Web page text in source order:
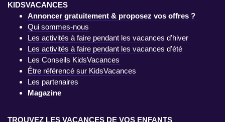
KIDSVACANCES
Annoncer gratuitement & proposez vos offres ?
Qui sommes-nous
Les activités à faire pendant les vacances d'hiver
Les activités à faire pendant les vacances d'été
Les Conseils KidsVacances
Être référencé sur KidsVacances
Les partenaires
Magazine
TROUVEZ LES VACANCES DE VOS ENFANTS